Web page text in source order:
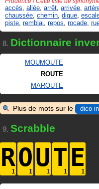
accès allée arrêt arrivée
chaussée chemin digue
piste remblai repos rocade
8. Dictionnaire
MOUMOUTE
ROUTE
MAROUTE
Plus de mots sur le dico
9. Scrabble
ROUTE